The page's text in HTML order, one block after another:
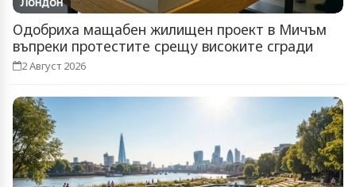
Одобриха мащабен жилищен проект в Мичъм
въпреки протестите срещу високите сгради
2 Август 2026